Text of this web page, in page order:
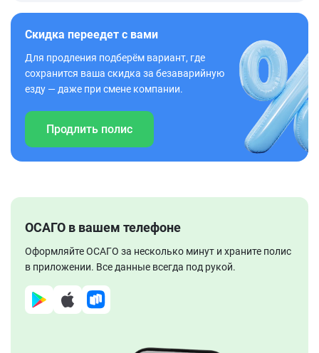
Скидка переедет с вами
Для продления подберём вариант, где
сохранится ваша скидка за безаварийную
езду — даже при смене компании.
Продлить полис
ОСАГО в вашем телефоне
Оформляйте ОСАГО за несколько минут и храните полис
в приложении. Все данные всегда под рукой.